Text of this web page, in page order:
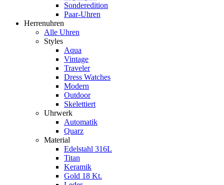
Sonderedition
Paar-Uhren
Herrenuhren
Alle Uhren
Styles
Aqua
Vintage
Traveler
Dress Watches
Modern
Outdoor
Skelettiert
Uhrwerk
Automatik
Quarz
Material
Edelstahl 316L
Titan
Keramik
Gold 18 Kt.